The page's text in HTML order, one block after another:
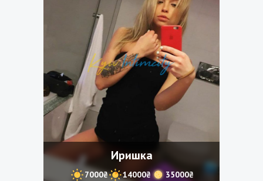
Иришка
7000₴ 14000₴ 35000₴